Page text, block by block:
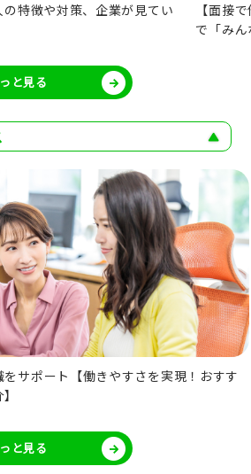
特徴や対策、企業が見てい
【面接
で「み
と見る
サポート【働きやすさを実現！おすす
と見る